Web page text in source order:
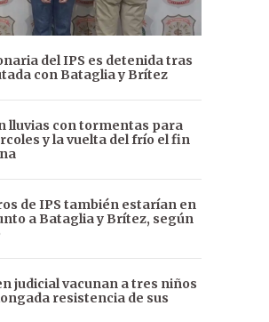
del IPS es detenida tras
con Bataglia y Brítez
lluvias con tormentas para
y la vuelta del frío el fin
de IPS también estarían en
a Bataglia y Brítez, según
judicial vacunan a tres niños
resistencia de sus